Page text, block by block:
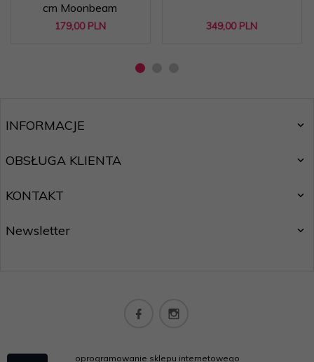
cm Moonbeam
179,00 PLN 349,00 PLN
INFORMACJE
OBSŁUGA KLIENTA
KONTAKT
Newsletter
oprogramowanie sklepu internetowego